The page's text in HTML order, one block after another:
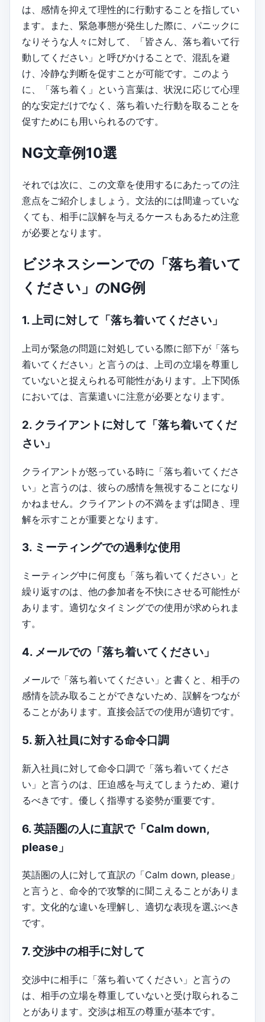
は、感情を抑えて理性的に行動することを指してい
ます。また、緊急事態が発生した際に、パニックに
なりそうな人々に対して、「皆さん、落ち着いて行
動してください」と呼びかけることで、混乱を避
け、冷静な判断を促すことが可能です。このよう
に、「落ち着く」という言葉は、状況に応じて心理
的な安定だけでなく、落ち着いた行動を取ることを
促すためにも用いられるのです。
NG文章例10選
それでは次に、この文章を使用するにあたっての注
意点をご紹介しましょう。文法的には間違っていな
くても、相手に誤解を与えるケースもあるため注意
が必要となります。
ビジネスシーンでの「落ち着いて
ください」のNG例
1. 上司に対して「落ち着いてください」
上司が緊急の問題に対処している際に部下が「落ち
着いてください」と言うのは、上司の立場を尊重し
ていないと捉えられる可能性があります。上下関係
においては、言葉遣いに注意が必要となります。
2. クライアントに対して「落ち着いてくだ
さい」
クライアントが怒っている時に「落ち着いてくださ
い」と言うのは、彼らの感情を無視することになり
かねません。クライアントの不満をまずは聞き、理
解を示すことが重要となります。
3. ミーティングでの過剰な使用
ミーティング中に何度も「落ち着いてください」と
繰り返すのは、他の参加者を不快にさせる可能性が
あります。適切なタイミングでの使用が求められま
す。
4. メールでの「落ち着いてください」
メールで「落ち着いてください」と書くと、相手の
感情を読み取ることができないため、誤解をつなが
ることがあります。直接会話での使用が適切です。
5. 新入社員に対する命令口調
新入社員に対して命令口調で「落ち着いてくださ
い」と言うのは、圧迫感を与えてしまうため、避け
るべきです。優しく指導する姿勢が重要です。
6. 英語圏の人に直訳で「Calm down,
please」
英語圏の人に対して直訳の「Calm down, please」
と言うと、命令的で攻撃的に聞こえることがありま
す。文化的な違いを理解し、適切な表現を選ぶべき
です。
7. 交渉中の相手に対して
交渉中に相手に「落ち着いてください」と言うの
は、相手の立場を尊重していないと受け取られるこ
とがあります。交渉は相互の尊重が基本です。